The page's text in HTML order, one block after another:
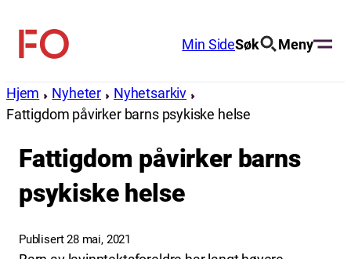
innhold
FO
Min SideSøk Meny
Hjem Nyheter
Nyhetsarkiv
Fattigdom påvirker barns psykiske helse
Fattigdom påvirker barns
psykiske helse
Publisert 28 mai, 2021